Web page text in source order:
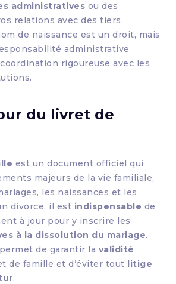
administratives ou des
relations avec des tiers.
de naissance est un droit, mais
administrative
rigoureuse avec les
du livret de
est un document officiel qui
majeurs de la vie familiale,
les naissances et les
divorce, il est indispensable de
à jour pour y inscrire les
à la dissolution du mariage.
de garantir la validité
de famille et d’éviter tout litige
.